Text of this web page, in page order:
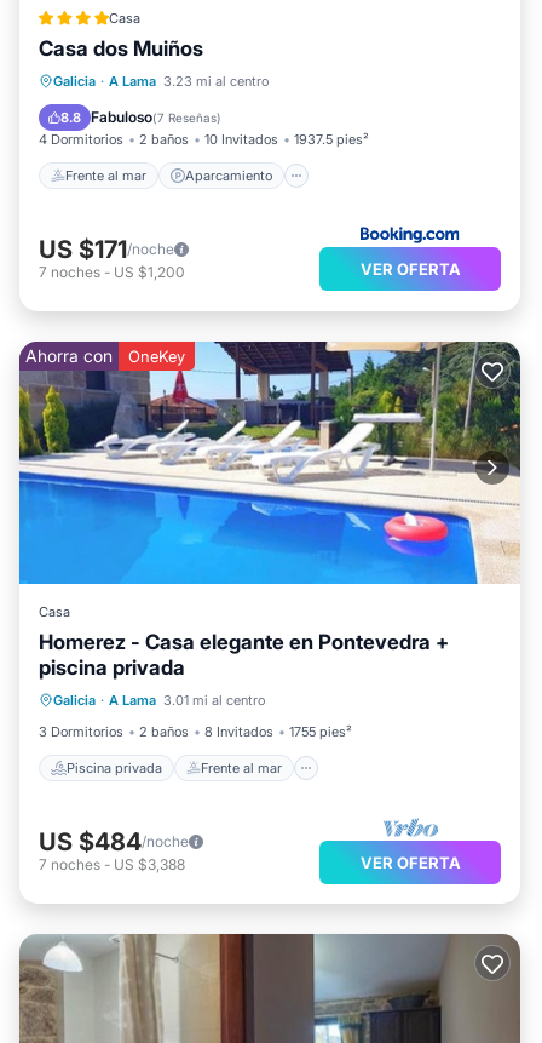
Casa
Casa dos Muiños
Galicia · A Lama 3.23 mi al centro
8.8 Fabuloso(7 Reseñas)
4 Dormitorios 2 baños 10 Invitados 1937.5 pies²
Frente al mar Aparcamiento
Frente al mar Aparcamiento
Vista al mar
US $171/noche
7 noches - US $1,200 VER OFERTA
Ahorra con OneKey
Casa
Homerez - Casa elegante en Pontevedra +
piscina privada
Galicia · A Lama 3.01 mi al centro
3 Dormitorios
2 baños 8 Invitados 1755 pies²
Piscina privada Frente al mar
Piscina privada
Bañera de hidromasaje
US $484/noche
7 noches - US $3,388 VER OFERTA